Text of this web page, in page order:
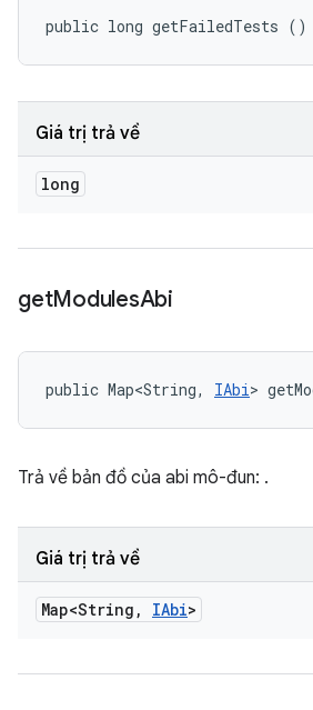
public long getFailedTests ()
Giá trị trả về
long
getModulesAbi
public Map<String, IAbi>
Trả về bản đồ của abi mô-đun: .
Giá trị trả về
Map<String , IAbi>